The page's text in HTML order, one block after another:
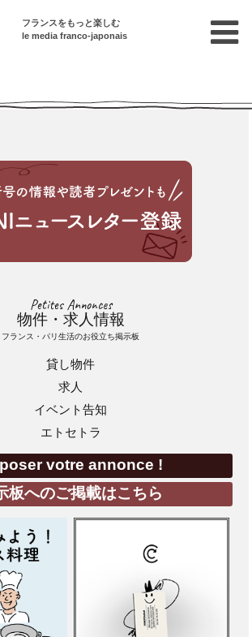
フランスをもっと楽しむ
le media franco-japonais
Petites Annonces
物件・求人情報
フランス・パリ生活のお役立ち掲示板
貸し物件
求人
イベント告知
エトセトラ
votre annonce !
板へのご掲載はこちら